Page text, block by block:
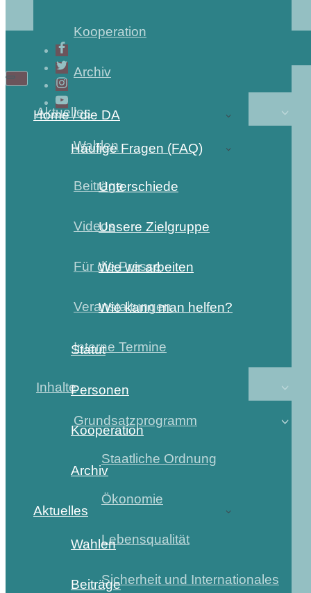
Kooperation
Archiv
Aktuelles
Wahlen
Beiträge
Videos
Für die Presse
Veranstaltungen
Interne Termine
Inhalte
Grundsatzprogramm
Staatliche Ordnung
Ökonomie
Lebensqualität
Sicherheit und Internationales
Home / die DA
Häufige Fragen (FAQ)
Unterschiede
Unsere Zielgruppe
Wie wir arbeiten
Wie kann man helfen?
Statut
Personen
Kooperation
Archiv
Aktuelles
Wahlen
Beiträge